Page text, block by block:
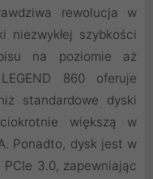
rewolucja w
niezwykłej szybkości
na poziomie aż
860 oferuje
standardowe dyski
większą w
Ponadto, dysk jest w
PCIe 3.0, zapewniając